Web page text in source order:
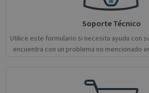
Soporte Técnico
Utilice este formulario si necesita ayuda con
encuentra con un problema no mencionado